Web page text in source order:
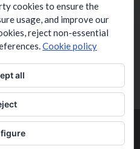
Sindicat de Tècnics.
Associate by
cookies to ensure the
usage, and improve our
reject non-essential
Cookie policy
all